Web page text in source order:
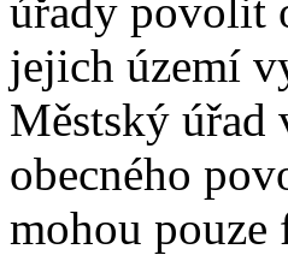
úřady povolit
jejich území
Městský úřad
obecného
mohou